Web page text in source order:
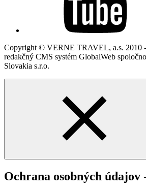
Copyright © VERNE TRAVEL, a.s. 2010
redakčný CMS systém GlobalWeb
Slovakia s.r.o.
Ochrana osobných údajov